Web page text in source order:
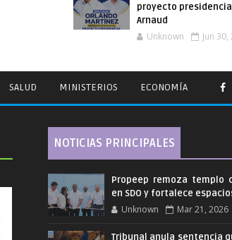
proyecto
Arnaud
Unknown Jun
SALUD MINISTERIOS ECONOMÍA
NOTICIAS PRINCIPALES
Propeep remoza templo
en SDO y fortalece
Unknown Mar 21, 2026
Tribunal anula sentencia